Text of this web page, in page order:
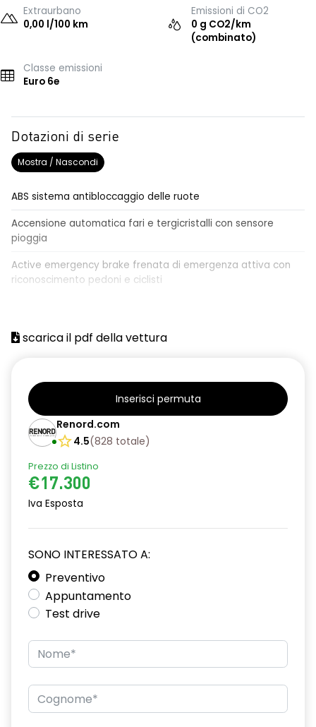
Extraurbano
0,00 l/100 km
Emissioni di CO2
0 g CO2/km
(combinato)
Classe emissioni
Euro 6e
Dotazioni di serie
Mostra / Nascondi
ABS sistema antibloccaggio delle ruote
Accensione automatica fari e tergicristalli con sensore
pioggia
Active emergency brake frenata di emergenza attiva con
riconoscimento pedoni e ciclisti
Airbag laterali a tendina anteriori e posteriori
Alzacristalli elettrici posteriori
Bracciolo anteriore con vano portaoggetti
Cerchi da 16”
Chiave pieghevole a 3 pulsanti
Design cerchi flexwheel ATARA
Distance warning avviso distanza di sicurezza
Driver display con schermo TFT da 3,5''
Emergency call soggetto alla disponibilità di rete
compatibile 2G/3G o 4G/5G in base al veicolo
Firma luminosa pixelata con fari full LED
scarica il pdf della vettura
Inserisci permuta
Renord.com
4.5(828 totale)
Prezzo di Listino
€17.300
Iva Esposta
SONO INTERESSATO A:
Preventivo
Appuntamento
Test drive